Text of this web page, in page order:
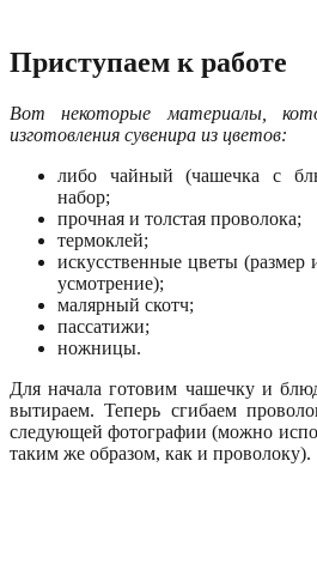
Приступаем к работе
Вот некоторые материалы,
изготовления сувенира из цветов:
либо чайный (чашечка с
набор;
прочная и толстая проволока;
термоклей;
искусственные цветы (размер
усмотрение);
малярный скотч;
пассатижи;
ножницы.
Для начала готовим чашечку и
вытираем. Теперь сгибаем
следующей фотографии (можно
таким же образом, как и проволоку).